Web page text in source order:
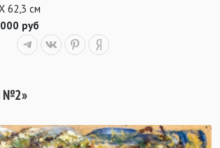
62,3 см
руб
№2»